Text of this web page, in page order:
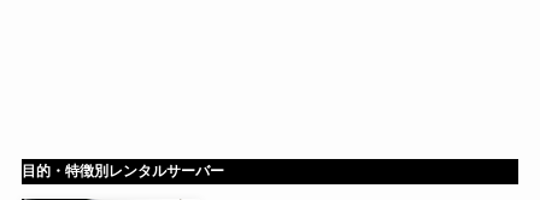
目的・特徴別レンタルサーバー